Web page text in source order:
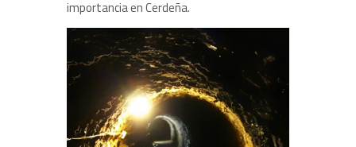
importancia en Cerdeña.